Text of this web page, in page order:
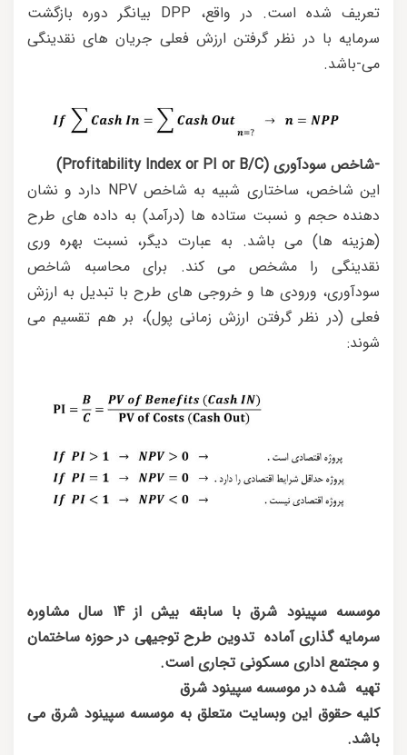
تعریف ‌شده است. در واقع، DPP بیانگر دوره بازگشت
سرمایه با در نظر گرفتن ارزش فعلی جریان های نقدینگی
می-باشد.
-شاخص سودآوری (Profitability Index or PI or B/C)
این شاخص، ساختاری شبیه به شاخص NPV دارد و نشان
دهنده حجم و نسبت ستاده ها (درآمد) به داده های طرح
(هزینه ها) می باشد. به عبارت دیگر، نسبت بهره وری
نقدینگی را مشخص می کند. برای محاسبه شاخص
سودآوری، ورودی ها و خروجی های طرح با تبدیل به ارزش
فعلی (در نظر گرفتن ارزش زمانی پول)، بر هم تقسیم می
شوند:
موسسه سپینود شرق با سابقه بیش از 14 سال مشاوره
سرمایه گذاری آماده تدوین طرح توجیهی در حوزه ساختمان
و مجتمع اداری مسکونی تجاری است.
تهیه شده در موسسه سپینود شرق
کلیه حقوق این وبسایت متعلق به موسسه سپینود شرق می
باشد.